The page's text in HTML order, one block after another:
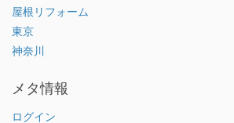
屋根リフォーム
東京
神奈川
メタ情報
ログイン